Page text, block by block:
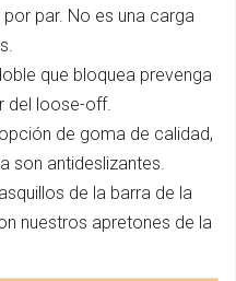
par. No es una carga
que bloquea prevenga
del loose-off.
de goma de calidad,
son antideslizantes.
de la barra de la
nuestros apretones de la